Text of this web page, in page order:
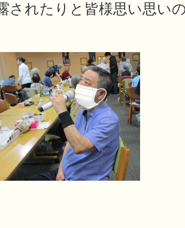
されたり と皆様思い思いの